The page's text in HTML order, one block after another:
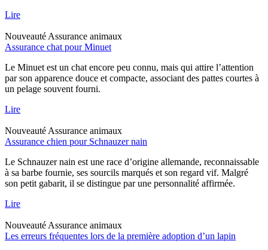
Lire
Nouveauté Assurance animaux
Assurance chat pour Minuet
Le Minuet est un chat encore peu connu, mais qui attire l’attention
par son apparence douce et compacte, associant des pattes courtes à
un pelage souvent fourni.
Lire
Nouveauté Assurance animaux
Assurance chien pour Schnauzer nain
Le Schnauzer nain est une race d’origine allemande, reconnaissable
à sa barbe fournie, ses sourcils marqués et son regard vif. Malgré
son petit gabarit, il se distingue par une personnalité affirmée.
Lire
Nouveauté Assurance animaux
Les erreurs fréquentes lors de la première adoption d’un lapin